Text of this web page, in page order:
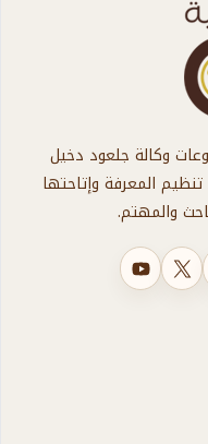
وكالة جلعود دخيل
المعرفة وإتاحتها
والمهتم.
يوتيوب
X